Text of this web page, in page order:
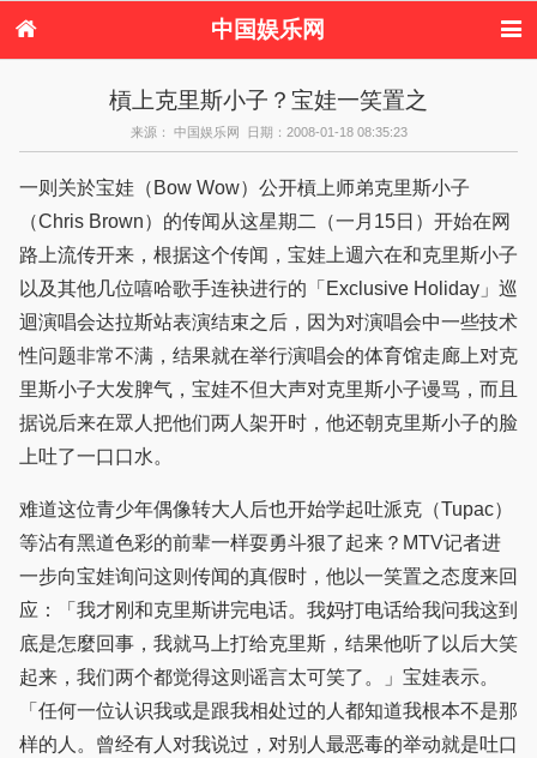
中国娱乐网
港台娱乐
日本娱乐 韩国娱乐
欧美娱乐
音乐新闻 影视新闻
内地明星八卦
港台明星八卦
欧美明星八卦 娱乐评论
槓上克里斯小子？宝娃一笑置之
来源： 中国娱乐网 日期：2008-01-18 08:35:23
一则关於宝娃（Bow Wow）公开槓上师弟克里斯小子
（Chris Brown）的传闻从这星期二（一月15日）开始在网
路上流传开来，根据这个传闻，宝娃上週六在和克里斯小子
以及其他几位嘻哈歌手连袂进行的「Exclusive Holiday」巡
迴演唱会达拉斯站表演结束之后，因为对演唱会中一些技术
性问题非常不满，结果就在举行演唱会的体育馆走廊上对克
里斯小子大发脾气，宝娃不但大声对克里斯小子谩骂，而且
据说后来在眾人把他们两人架开时，他还朝克里斯小子的脸
上吐了一口口水。
难道这位青少年偶像转大人后也开始学起吐派克（Tupac）
等沾有黑道色彩的前辈一样耍勇斗狠了起来？MTV记者进
一步向宝娃询问这则传闻的真假时，他以一笑置之态度来回
应：「我才刚和克里斯讲完电话。我妈打电话给我问我这到
底是怎麼回事，我就马上打给克里斯，结果他听了以后大笑
起来，我们两个都觉得这则谣言太可笑了。」宝娃表示。
「任何一位认识我或是跟我相处过的人都知道我根本不是那
样的人。曾经有人对我说过，对别人最恶毒的举动就是吐口